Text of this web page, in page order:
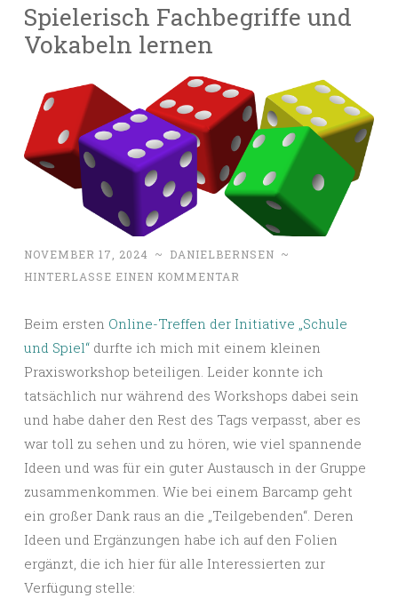
Spielerisch Fachbegriffe und
Vokabeln lernen
NOVEMBER 17, 2024 ~ DANIELBERNSEN ~
HINTERLASSE EINEN KOMMENTAR
Beim ersten Online-Treffen der Initiative „Schule
und Spiel“ durfte ich mich mit einem kleinen
Praxisworkshop beteiligen. Leider konnte ich
tatsächlich nur während des Workshops dabei sein
und habe daher den Rest des Tags verpasst, aber es
war toll zu sehen und zu hören, wie viel spannende
Ideen und was für ein guter Austausch in der Gruppe
zusammenkommen. Wie bei einem Barcamp geht
ein großer Dank raus an die „Teilgebenden“. Deren
Ideen und Ergänzungen habe ich auf den Folien
ergänzt, die ich hier für alle Interessierten zur
Verfügung stelle: